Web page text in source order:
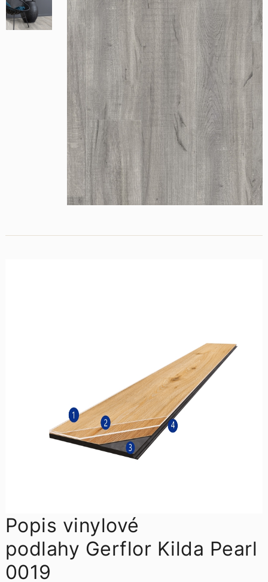
Popis vinylové
podlahy Gerflor Kilda Pearl
0019